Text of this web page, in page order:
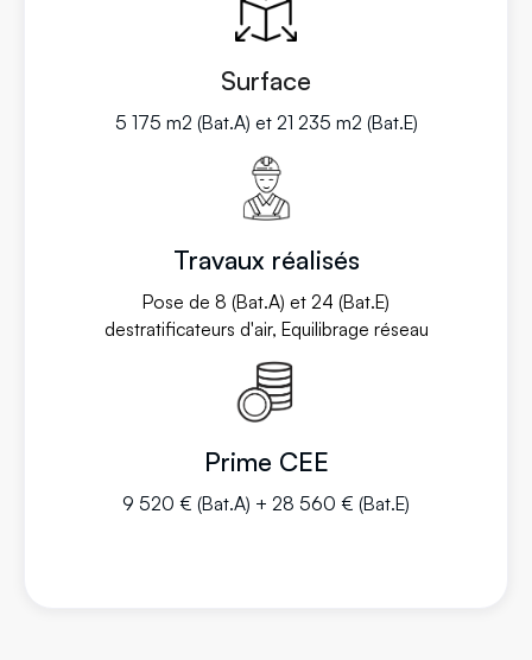
Surface
5 175 m2 (Bat.A) et 21 235 m2 (Bat.E)
Travaux réalisés
Pose de 8 (Bat.A) et 24 (Bat.E)
destratificateurs d'air, Equilibrage réseau
Prime CEE
9 520 € (Bat.A) + 28 560 € (Bat.E)